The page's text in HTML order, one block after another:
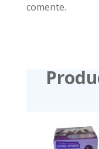
comente.